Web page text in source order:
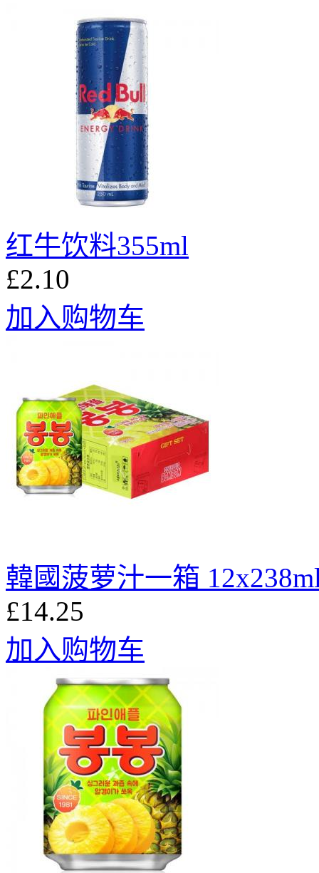
红牛饮料355ml
£2.10
加入购物车
韓國菠萝汁一箱
£14.25
加入购物车